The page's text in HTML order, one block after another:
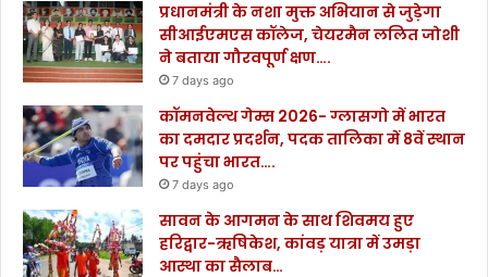
प्रधानमंत्री के नशा मुक्त अभियान से जुड़ेगा
सीआईएमएस कॉलेज, चेयरमैन ललित जोशी
ने बताया गौरवपूर्ण क्षण….
7 days ago
कॉमनवेल्थ गेम्स 2026- ग्लासगो में भारत
का दमदार प्रदर्शन, पदक तालिका में 8वें स्थान
पर पहुंचा भारत….
7 days ago
सावन के आगमन के साथ शिवमय हुए
हरिद्वार-ऋषिकेश, कांवड़ यात्रा में उमड़ा
आस्था का सैलाब…